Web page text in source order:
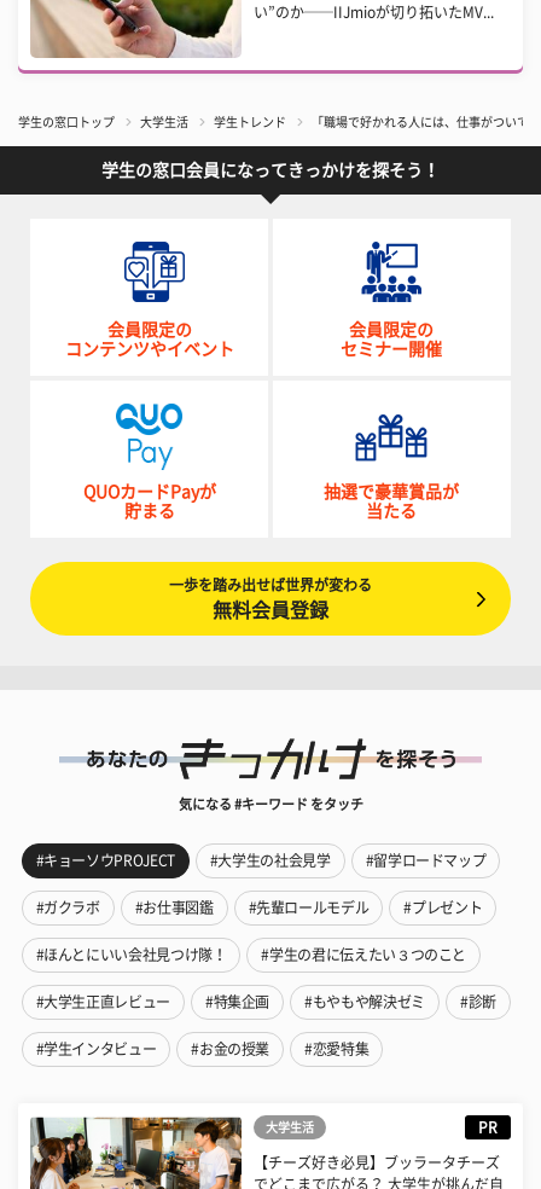
い”のか──IIJmioが切り拓いたMV...
学生の窓口トップ 大学生活 学生トレンド 「職場で好かれる人には、仕事がついて
学生の窓口会員になってきっかけを探そう！
会員限定の
コンテンツやイベント
会員限定の
セミナー開催
QUOカードPayが
貯まる
抽選で豪華賞品が
当たる
一歩を踏み出せば世界が変わる
無料会員登録
気になる #キーワード をタッチ
#キョーソウPROJECT #大学生の社会見学 #留学ロードマップ
#ガクラボ #お仕事図鑑 #先輩ロールモデル #プレゼント
#ほんとにいい会社見つけ隊！ #学生の君に伝えたい３つのこと
#大学生正直レビュー #特集企画 #もやもや解決ゼミ #診断
#学生インタビュー #お金の授業 #恋愛特集
大学生活 PR
【チーズ好き必見】ブッラータチーズ
でどこまで広がる？ 大学生が挑んだ自